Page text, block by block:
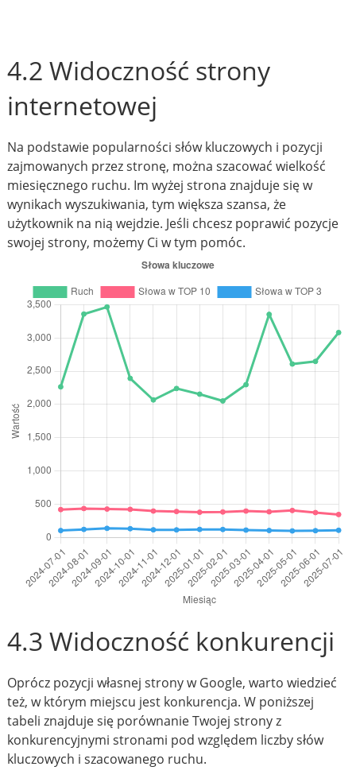
4.2 Widoczność strony
internetowej
Na podstawie popularności słów kluczowych i pozycji
zajmowanych przez stronę, można szacować wielkość
miesięcznego ruchu. Im wyżej strona znajduje się w
wynikach wyszukiwania, tym większa szansa, że
użytkownik na nią wejdzie. Jeśli chcesz poprawić pozycje
swojej strony, możemy Ci w tym pomóc.
4.3 Widoczność konkurencji
Oprócz pozycji własnej strony w Google, warto wiedzieć
też, w którym miejscu jest konkurencja. W poniższej
tabeli znajduje się porównanie Twojej strony z
konkurencyjnymi stronami pod względem liczby słów
kluczowych i szacowanego ruchu.